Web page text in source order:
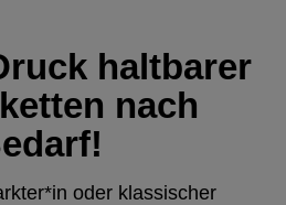
haltbarer
nach
oder klassischer